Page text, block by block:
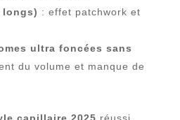
: effet patchwork et
ultra foncées sans
du volume et manque de
capillaire 2025 réussi,